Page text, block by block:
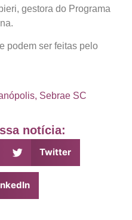
gestora do Programa
podem ser feitas pelo
, Sebrae SC
notícia:
Twitter